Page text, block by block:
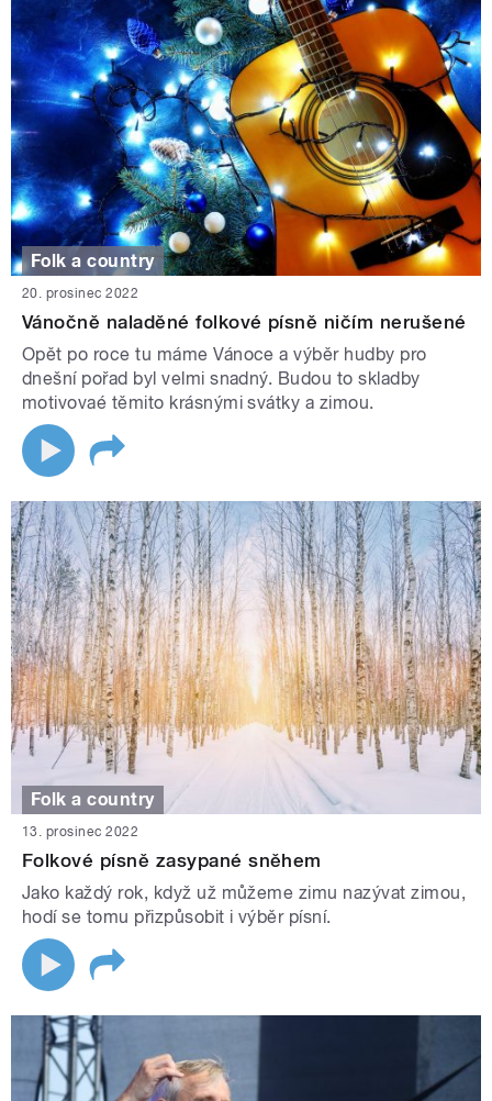
Folk a country
20. prosinec 2022
Vánočně naladěné folkové písně ničím nerušené
Opět po roce tu máme Vánoce a výběr hudby pro
dnešní pořad byl velmi snadný. Budou to skladby
motivovaé těmito krásnými svátky a zimou.
Folk a country
13. prosinec 2022
Folkové písně zasypané sněhem
Jako každý rok, když už můžeme zimu nazývat zimou,
hodí se tomu přizpůsobit i výběr písní.